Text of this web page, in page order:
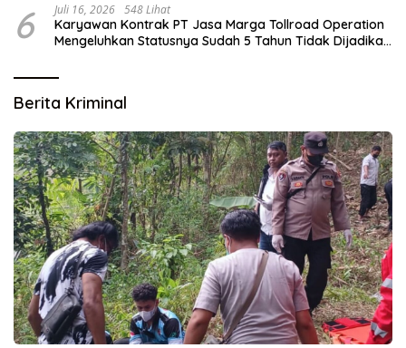
6 Juli 16, 2026 548 Lihat
Karyawan Kontrak PT Jasa Marga Tollroad Operation
Mengeluhkan Statusnya Sudah 5 Tahun Tidak Dijadikan
Berita Kriminal